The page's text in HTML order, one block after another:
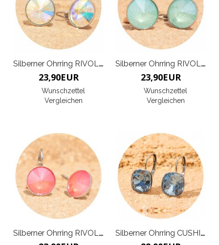
Silberner Ohrring RIVOLI K
23,90EUR
Wunschzettel
Vergleichen
Silberner Ohrring RIVOLI K
23,90EUR
Wunschzettel
Vergleichen
Silberner Ohrring RIVOLI K Silberner Ohrring CUSHION